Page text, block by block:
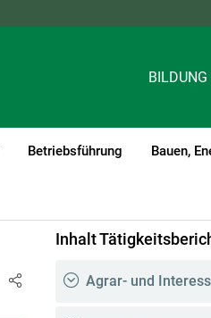
BILDUNG
Betriebsführung Bauen,
Inhalt
Agrar- und